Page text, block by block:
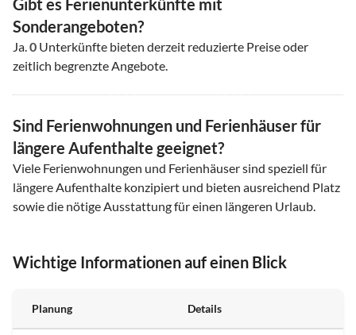
Sonderangeboten?
Ja. 0 Unterkünfte bieten derzeit reduzierte Preise oder
zeitlich begrenzte Angebote.
Sind Ferienwohnungen und Ferienhäuser für
längere Aufenthalte geeignet?
Viele Ferienwohnungen und Ferienhäuser sind speziell für
längere Aufenthalte konzipiert und bieten ausreichend Platz
sowie die nötige Ausstattung für einen längeren Urlaub.
Wichtige Informationen auf einen Blick
Planung Details